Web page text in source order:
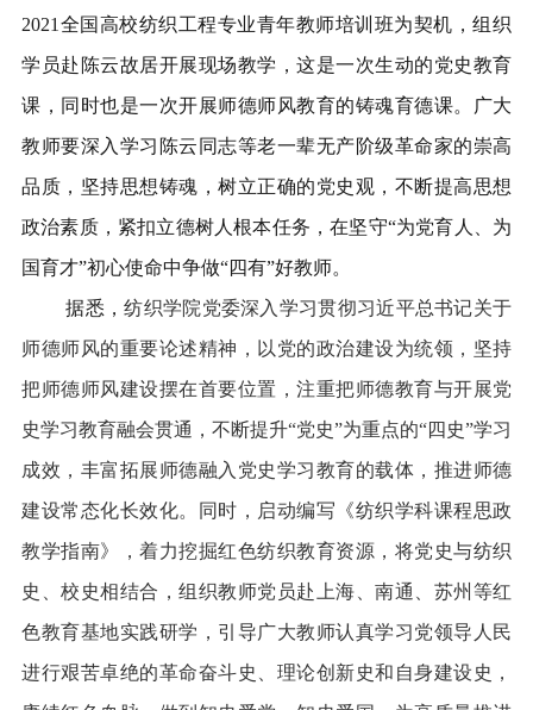
2021 全国高校纺织工程专业青年教师培训班为契机，组织
学员赴陈云故居开展现场教学，这是一次生动的党史教育
课，同时也是一次开展师德师风教育的铸魂育德课。广大
教师要深入学习陈云同志等老一辈无产阶级革命家的崇高
品质，坚持思想铸魂，树立正确的党史观，不断提高思想
政治素质，紧扣立德树人根本任务，在坚守“为党育人、为
国育才”初心使命中争做“四有”好教师。
据悉，纺织学院党委深入学习贯彻习近平总书记关于
师德师风的重要论述精神，以党的政治建设为统领，坚持
把师德师风建设摆在首要位置，注重把师德教育与开展党
史学习教育融会贯通，不断提升“党史”为重点的“四史”学习
成效，丰富拓展师德融入党史学习教育的载体，推进师德
建设常态化长效化。
同时，启动编写《纺织学科课程思政
教学指南》，着力挖掘红色纺织教育资源，将党史与纺织
史、校史相结合，组织教师党员赴上海、南通、苏州等红
色教育基地实践研学，引导广大教师认真学习党领导人民
进行艰苦卓绝的革命奋斗史、理论创新史和自身建设史，